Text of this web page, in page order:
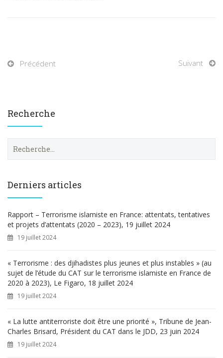
Précédent Suivant
Recherche
e
h
e
r
Derniers articles
Rapport – Terrorisme islamiste en France: attentats, tentatives
et projets d’attentats (2020 – 2023), 19 juillet 2024
19 juillet 2024
« Terrorisme : des djihadistes plus jeunes et plus instables » (au
sujet de l’étude du CAT sur le terrorisme islamiste en France de
2020 à 2023), Le Figaro, 18 juillet 2024
19 juillet 2024
« La lutte antiterroriste doit être une priorité », Tribune de Jean-
Charles Brisard, Président du CAT dans le JDD, 23 juin 2024
19 juillet 2024